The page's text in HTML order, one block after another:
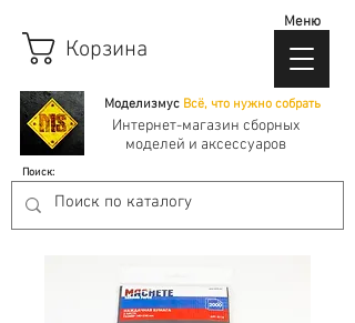
Моделизмус Всё, что нужно собрать
Корзина
Интернет-магазин сборных
моделей и аксессуаров
Поиск:
Меню